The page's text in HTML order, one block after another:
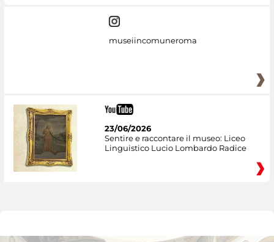
museiincomuneroma
23/06/2026
Sentire e raccontare il museo: Liceo
Linguistico Lucio Lombardo Radice